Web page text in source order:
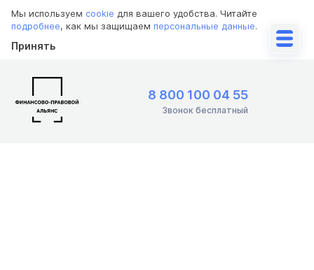
Мы используем cookie для вашего удобства. Читайте
подробнее, как мы защищаем персональные данные.
Принять
8 800 100 04 55
Звонок бесплатный